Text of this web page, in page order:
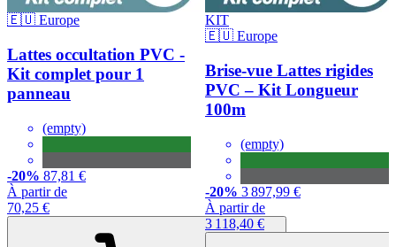
🇪🇺 Europe
Lattes occultation PVC -
Kit complet pour 1
panneau
(empty)
-20% 87,81 €
À partir de
70,25 €
KIT
🇪🇺 Europe
Brise-vue Lattes rigides
PVC – Kit Longueur
100m
(empty)
-20% 3 897,99 €
À partir de
3 118,40 €